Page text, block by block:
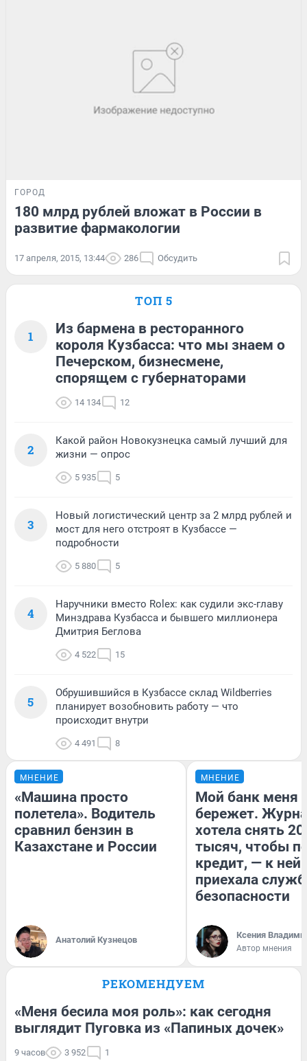
ГОРОД
180 млрд рублей вложат в России в
развитие фармакологии
17 апреля, 2015, 13:44 286 Обсудить
ТОП 5
1
Из бармена в ресторанного
короля Кузбасса: что мы знаем о
Печерском, бизнесмене,
спорящем с губернаторами
14 134 12
2
Какой район Новокузнецка самый лучший для
жизни — опрос
5 935 5
3
Новый логистический центр за 2 млрд рублей и
мост для него отстроят в Кузбассе —
подробности
5 880 5
4
Наручники вместо Rolex: как судили экс-главу
Минздрава Кузбасса и бывшего миллионера
Дмитрия Беглова
4 522 15
5
Обрушившийся в Кузбассе склад Wildberries
планирует возобновить работу — что
происходит внутри
4 491 8
МНЕНИЕ
«Машина просто
полетела». Водитель
сравнил бензин в
Казахстане и России
Анатолий Кузнецов
МНЕНИЕ
Мой банк меня
бережет.
хотела снять
тысяч, чтобы
кредит, — к
приехала
безопасности
Ксения
Автор мнения
РЕКОМЕНДУЕМ
«Меня бесила моя роль»: как сегодня
выглядит Пуговка из «Папиных дочек»
9 часов 3 952 1